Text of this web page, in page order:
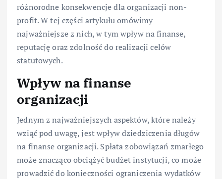
różnorodne konsekwencje dla organizacji non-
profit. W tej części artykułu omówimy
najważniejsze z nich, w tym wpływ na finanse,
reputację oraz zdolność do realizacji celów
statutowych.
Wpływ na finanse
organizacji
Jednym z najważniejszych aspektów, które należy
wziąć pod uwagę, jest wpływ dziedziczenia długów
na finanse organizacji. Spłata zobowiązań zmarłego
może znacząco obciążyć budżet instytucji, co może
prowadzić do konieczności ograniczenia wydatków